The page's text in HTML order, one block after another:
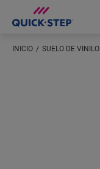
INICIO SUELO DE VINILO